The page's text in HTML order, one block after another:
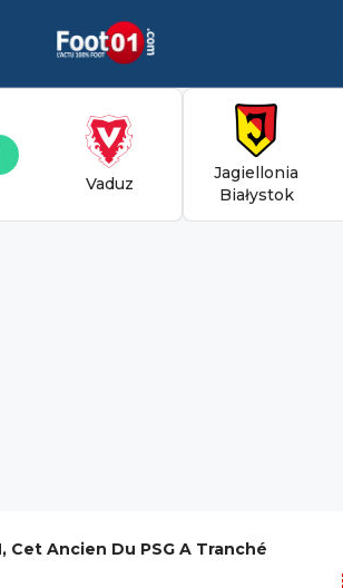
Vaduz
Jagiellonia
Białystok
Cet Ancien Du PSG A Tranché